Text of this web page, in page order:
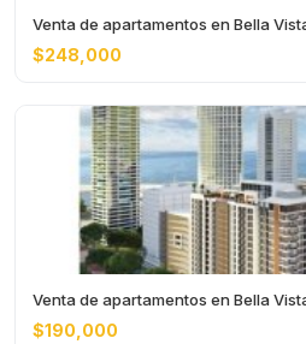
Venta de apartamentos en Bella
$248,000
Venta de apartamentos en Bella
$190,000